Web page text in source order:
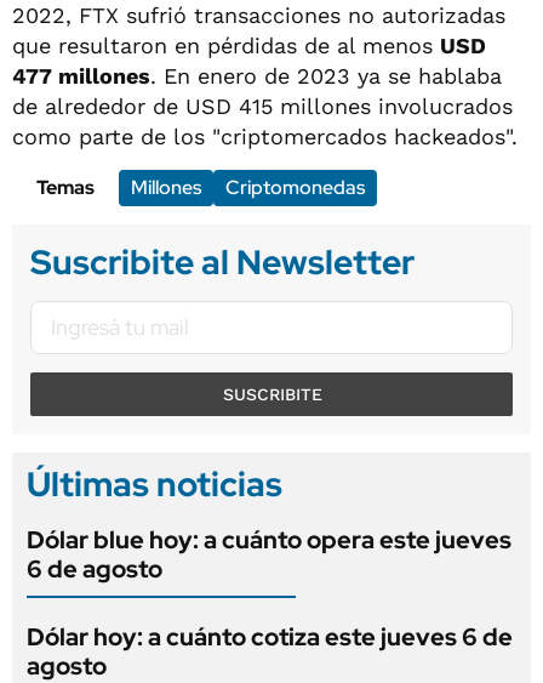
2022, FTX sufrió transacciones no autorizadas
que resultaron en pérdidas de al menos USD
477 millones. En enero de 2023 ya se hablaba
de alrededor de USD 415 millones involucrados
como parte de los "criptomercados hackeados".
Temas
Millones Criptomonedas
Suscribite al Newsletter
SUSCRIBITE
Últimas noticias
Dólar blue hoy: a cuánto opera este jueves
6 de agosto
Dólar hoy: a cuánto cotiza este jueves 6 de
agosto